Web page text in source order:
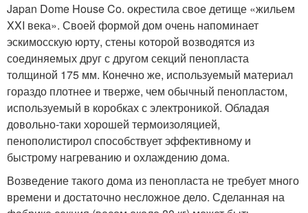
Japan Dome House Co. окрестила свое детище «жильем
XXI века». Своей формой дом очень напоминает
эскимосскую юрту, стены которой возводятся из
соединяемых друг с другом секций пенопласта
толщиной 175 мм. Конечно же, используемый материал
гораздо плотнее и тверже, чем обычный пенопластом,
используемый в коробках с электроникой. Обладая
довольно-таки хорошей термоизоляцией,
пенополистирол способствует эффективному и
быстрому нагреванию и охлаждению дома.
Возведение такого дома из пенопласта не требует много
времени и достаточно несложное дело. Сделанная на